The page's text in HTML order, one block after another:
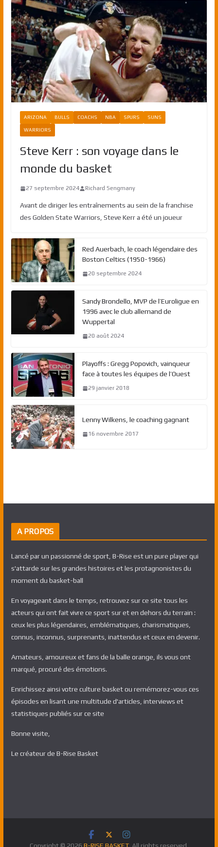
ARIZONA BULLS COACHS NBA SPURS SUNS
WARRIORS
Steve Kerr : son voyage dans le
monde du basket
27 septembre 2024 Richard Sengmany
Avant de diriger les entraînements au sein de la franchise
des Golden State Warriors, Steve Kerr a été un joueur
Red Auerbach, le coach légendaire des
Boston Celtics (1950-1966)
20 septembre 2024
Sandy Brondello, MVP de l’Euroligue en
1996 avec le club allemand de
Wuppertal
20 août 2024
Playoffs : Gregg Popovich, vainqueur
face à toutes les équipes de l’Ouest
29 janvier 2018
Lenny Wilkens, le coaching gagnant
16 novembre 2017
A PROPOS
Lancé par un passionné de sport, B-Rise est un pure player qui
s'attarde sur les grandes histoires et les protagnonistes du
moment du basket-ball
En voyageant dans le temps, retrouvez sur ce site tous les
acteurs qui ont fait vivre ce sport sur et en dehors du terrain :
ceux les plus légendaires, emblématiques, charismatiques,
connus, inconnus, surprenants, inattendus et ceux en devenir.
Amateurs, amoureux et fans de la balle orange, ils vous ont
marqué, procuré des émotions.
Enrichissez ainsi votre culture basket ou remémorez-vous ces
épisodes en lisant une multitude d'articles, interviews et
statistiques publiés sur ce site
Bonne visite,
Le créateur de B-Rise Basket